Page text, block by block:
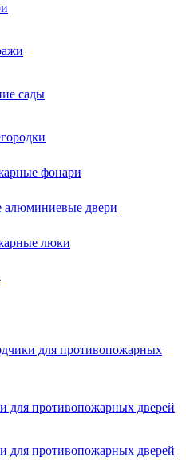
сады
фонари
алюминиевые двери
люки
для противопожарных
для противопожарных дверей
для противопожарных дверей